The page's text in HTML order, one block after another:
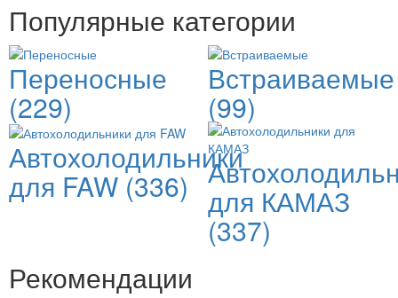
Популярные категории
Переносные
(229)
Встраиваемые
(99)
Автохолодильники
для FAW(336) для КАМАЗ
(337)
Рекомендации